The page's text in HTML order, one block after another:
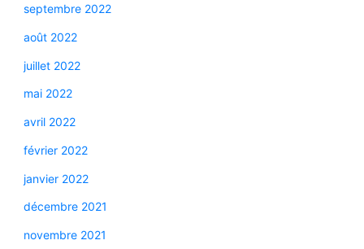
septembre 2022
août 2022
juillet 2022
mai 2022
avril 2022
février 2022
janvier 2022
décembre 2021
novembre 2021